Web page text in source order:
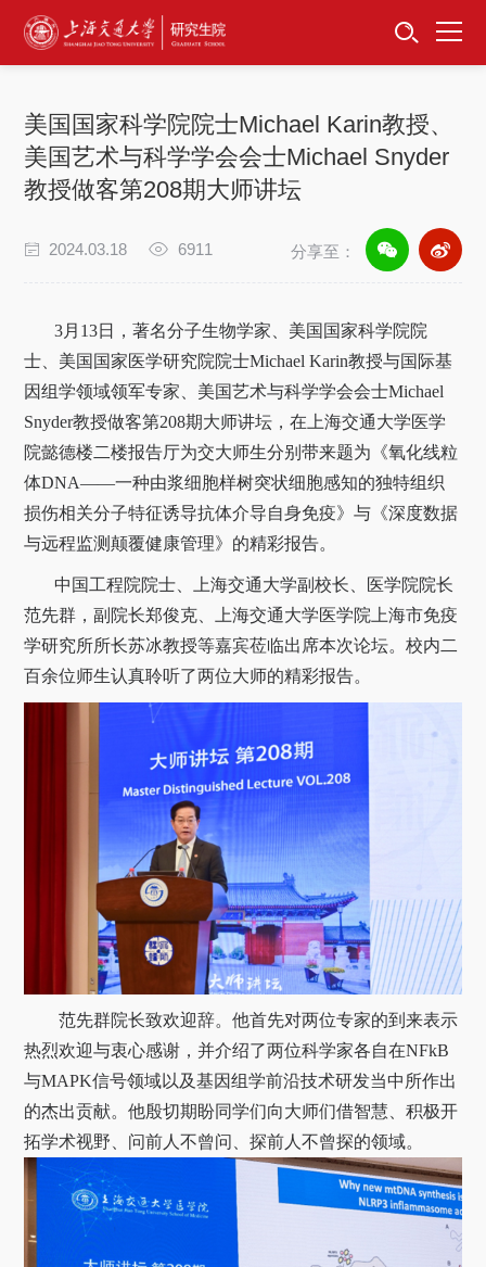
首页
招生工作
培养服务
卓越工程师
专项工作
选择身份
信息系统
下载中心 联系我们
美国国家科学院院士Michael Karin教授、
美国艺术与科学学会会士Michael Snyder
教授做客第208期大师讲坛
2024.03.18 6911 分享至：
3月 13日，著名分子生物学家、美国国家科学院院
士、美国国家医学研究院院士Michael Karin教授与国际基
因组学领域领军专家、美国艺术与科学学会会士Michael
Snyder教授做客第208期大师讲坛，在上海交通大学医学
院懿德楼二楼报告厅为交大师生分别带来题为《氧化线粒
体DNA——一种由浆细胞样树突状细胞感知的独特组织
损伤相关分子特征诱导抗体介导自身免疫》与《深度数据
与远程监测颠覆健康管理》的精彩报告。
中国工程院院士、上海交通大学副校长、医学院院长
范先群，副院长郑俊克、上海交通大学医学院上海市免疫
学研究所所长苏冰教授等嘉宾莅临出席本次论坛。校内二
百余位师生认真聆听了两位大师的精彩报告。
范先群院长致欢迎辞。他首先对两位专家的到来表示
热烈欢迎与衷心感谢，并介绍了两位科学家各自在NFkB
与MAPK信号领域以及基因组学前沿技术研发当中所作出
的杰出贡献。他殷切期盼同学们向大师们借智慧、积极开
拓学术视野、问前人不曾问、探前人不曾探的领域。